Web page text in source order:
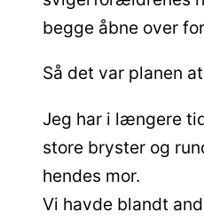
begge åbne over
Så det var planen
Jeg har i længere
store bryster og
hendes mor.
Vi havde blandt